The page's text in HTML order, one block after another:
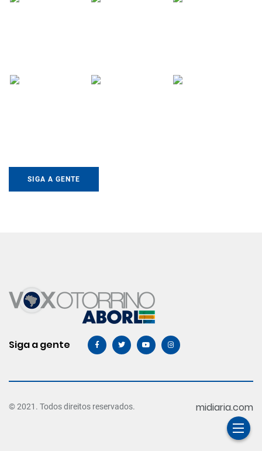
SIGA A GENTE
Siga a gente
© 2021. Todos direitos reservados. midiaria.com